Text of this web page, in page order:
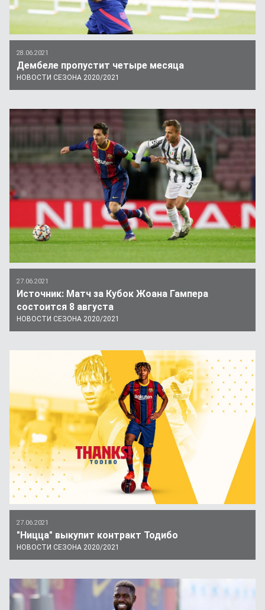
НОВОСТИ СЕЗОНА 2020/2021
Дембеле пропустит четыре месяца
28.06.2021
НОВОСТИ СЕЗОНА 2020/2021
Источник: Матч за Кубок Жоана Гампера
состоится 8 августа
27.06.2021
НОВОСТИ СЕЗОНА 2020/2021
"Ницца" выкупит контракт Тодибо
27.06.2021